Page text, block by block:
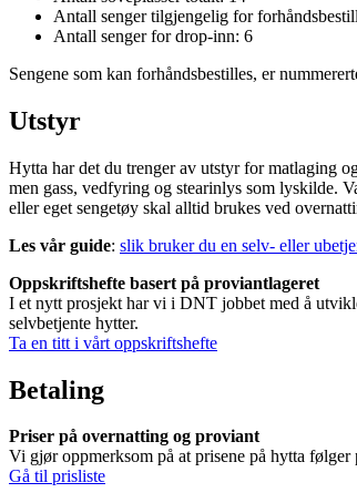
Antall senger tilgjengelig for
Antall senger for drop-inn: 6
Sengene som kan forhåndsbestilles, er
Utstyr
Hytta har det du trenger av utstyr for matlaging
men gass, vedfyring og stearinlys som lyskilde.
eller eget sengetøy skal alltid brukes ved
Les vår guide: slik bruker du en selv- eller
Oppskriftshefte basert på proviantlageret
I et nytt prosjekt har vi i DNT jobbet med å
selvbetjente hytter.
Ta en titt i vårt oppskriftshefte
Betaling
Priser på overnatting og proviant
Vi gjør oppmerksom på at prisene på hytta
Gå til prisliste